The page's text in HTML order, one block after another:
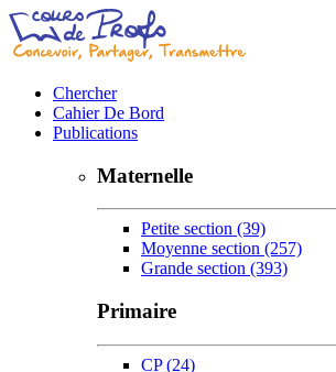
Chercher
Cahier De Bord
Publications
Maternelle
Petite section (39)
Moyenne section (257)
Grande section (393)
Primaire
CP(24)